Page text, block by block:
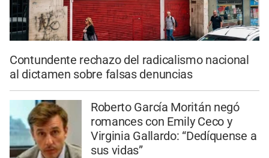
Contundente rechazo del radicalismo nacional
al dictamen sobre falsas denuncias
Roberto García Moritán negó
romances con Emily Ceco y
Virginia Gallardo: “Dedíquense a
sus vidas”